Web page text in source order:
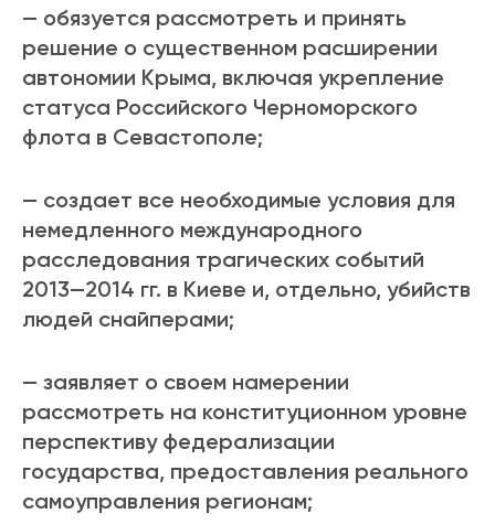
— обязуется рассмотреть и принять
решение о существенном расширении
автономии Крыма, включая укрепление
статуса Российского Черноморского
флота в Севастополе;
— создает все необходимые условия для
немедленного международного
расследования трагических событий
2013—2014 гг. в Киеве и, отдельно, убийств
людей снайперами;
— заявляет о своем намерении
рассмотреть на конституционном уровне
перспективу федерализации
государства, предоставления реального
самоуправления регионам;